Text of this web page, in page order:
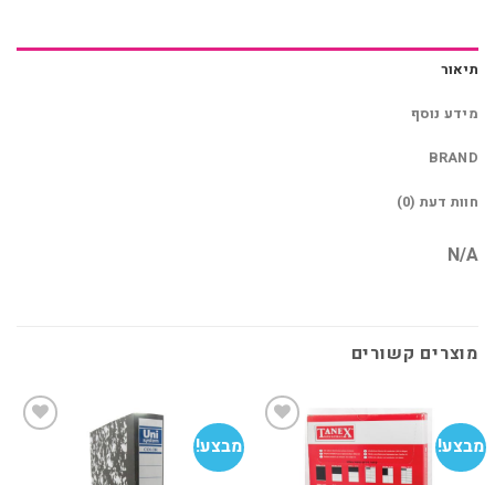
תיאור
מידע נוסף
BRAND
חוות דעת (0)
N/A
מוצרים קשורים
מבצע! מבצע!